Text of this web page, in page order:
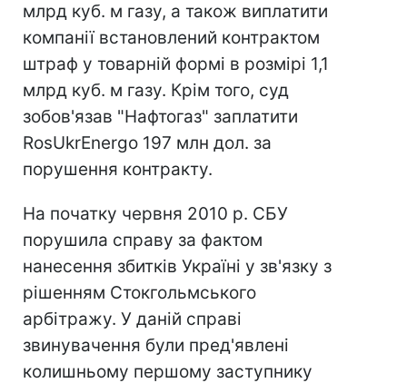
млрд куб. м газу, а також виплатити
компанії встановлений контрактом
штраф у товарній формі в розмірі 1,1
млрд куб. м газу. Крім того, суд
зобов'язав "Нафтогаз" заплатити
RosUkrEnergo 197 млн ​​дол. за
порушення контракту.
На початку червня 2010 р. СБУ
порушила справу за фактом
нанесення збитків Україні у зв'язку з
рішенням Стокгольмського
арбітражу. У даній справі
звинувачення були пред'явлені
колишньому першому заступнику